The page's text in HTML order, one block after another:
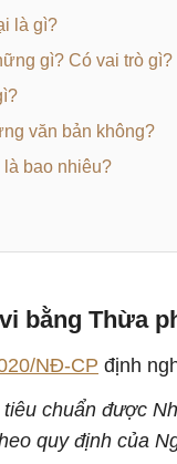
là gì?
gì? Có vai trò gì?
văn bản không?
bao nhiêu?
bằng Thừa
NĐ-CP định
chuẩn được
quy định của